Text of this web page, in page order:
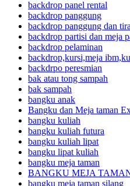
backdrop panel rental
backdrop panggung
backdrop panggung dan
backdrop partisi dan meja
backdrop pelaminan
backdrop,kursi,meja
backdrpo peresmian
bak atau tong sampah
bak sampah
bangku anak
Bangku dan Meja taman
bangku kuliah
bangku kuliah futura
bangku kuliah lipat
bangku lipat kuliah
bangku meja taman
BANGKU MEJA
bangku meja taman silang